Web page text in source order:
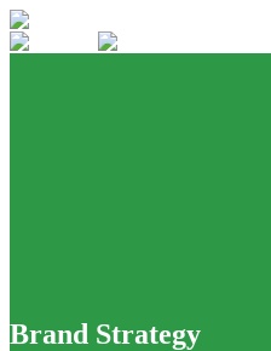
Brand Strategy